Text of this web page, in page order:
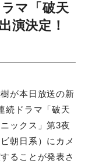
マ「破天
演決定！
が本日放送の新
続ドラマ「破天
ックス」第3夜
ビ朝日系）にカメ
ることが発表さ